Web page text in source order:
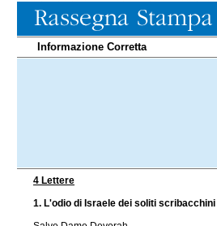
Informazione Corretta
4 Lettere
1. L'odio di Israele dei soliti